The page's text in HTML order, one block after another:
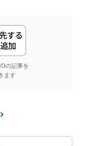
の記事を
ます